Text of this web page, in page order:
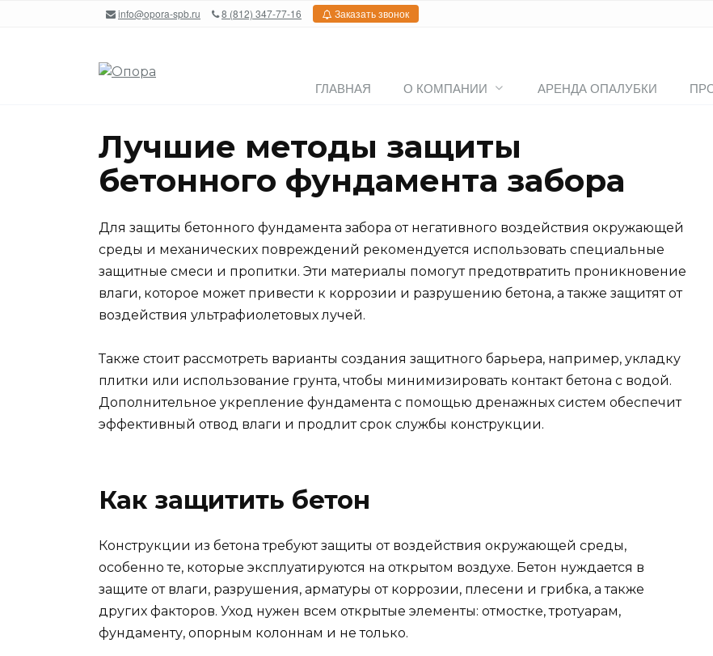
info@opora-spb.ru 8 (812) 347-77-16 Заказать звонок
ГЛАВНАЯ О КОМПАНИИ АРЕНДА ОПАЛУБКИ
Лучшие методы защиты
бетонного фундамента забора
Для защиты бетонного фундамента забора от негативного воздействия окружающей
среды и механических повреждений рекомендуется использовать специальные
защитные смеси и пропитки. Эти материалы помогут предотвратить проникновение
влаги, которое может привести к коррозии и разрушению бетона, а также защитят от
воздействия ультрафиолетовых лучей.
Также стоит рассмотреть варианты создания защитного барьера, например, укладку
плитки или использование грунта, чтобы минимизировать контакт бетона с водой.
Дополнительное укрепление фундамента с помощью дренажных систем обеспечит
эффективный отвод влаги и продлит срок службы конструкции.
Как защитить бетон
Конструкции из бетона требуют защиты от воздействия окружающей среды,
особенно те, которые эксплуатируются на открытом воздухе. Бетон нуждается в
защите от влаги, разрушения, арматуры от коррозии, плесени и грибка, а также
других факторов. Уход нужен всем открытые элементы: отмостке, тротуарам,
фундаменту, опорным колоннам и не только.